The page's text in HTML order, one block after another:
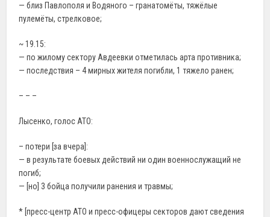
— близ Павлополя и Водяного – гранатомёты, тяжёлые
пулемёты, стрелковое;
~ 19.15:
— по жилому сектору Авдеевки отметилась арта противника;
— последствия – 4 мирных жителя погибли, 1 тяжело ранен;
– – –
Лысенко, голос АТО:
– потери [за вчера]:
— в результате боевых действий ни один военнослужащий не
погиб;
— [но] 3 бойца получили ранения и травмы;
* [пресс-центр АТО и пресс-офицеры секторов дают сведения